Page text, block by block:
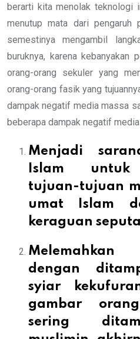
berarti kita menolak teknologi
menutup mata dari pengaruh
semestinya mengambil
buruknya, karena kebanyakan
orang-orang sekuler yang
orang-orang fasik yang
dampak negatif media massa
beberapa dampak negatif
Menjadi
Islam untuk
tujuan-tujuan
umat Islam
keraguan
dengan
syiar
gambar
sering